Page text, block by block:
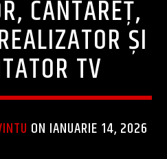
CÂNTĂREȚ,
ȘI
TV
ON IANUARIE 14, 2026